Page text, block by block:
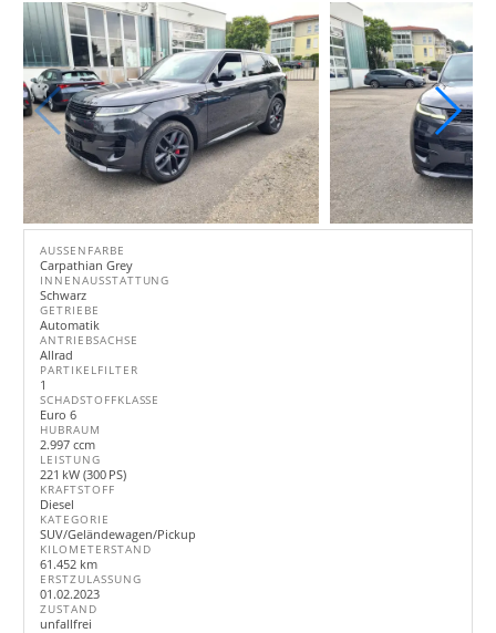
AUSSENFARBE
Carpathian Grey
INNENAUSSTATTUNG
Schwarz
GETRIEBE
Automatik
ANTRIEBSACHSE
Allrad
PARTIKELFILTER
1
SCHADSTOFFKLASSE
Euro 6
HUBRAUM
2.997 ccm
LEISTUNG
221 kW (300 PS)
KRAFTSTOFF
Diesel
KATEGORIE
SUV/Geländewagen/Pickup
KILOMETERSTAND
61.452 km
ERSTZULASSUNG
01.02.2023
ZUSTAND
unfallfrei